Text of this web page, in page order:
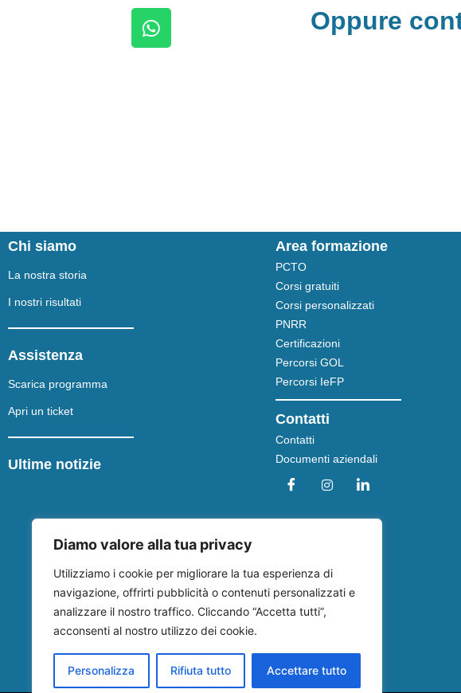
Diamo valore alla tua privacy
Utilizziamo i cookie per migliorare la tua esperienza di
navigazione, offrirti pubblicità o contenuti personalizzati e
analizzare il nostro traffico. Cliccando “Accetta tutti”,
acconsenti al nostro utilizzo dei cookie.
Personalizza Rifiuta tutto Accettare tutto
Oppure
Chi siamo
La nostra storia
I nostri risultati
Assistenza
Scarica programma
Apri un ticket
Ultime notizie
Area formazione
PCTO
Corsi gratuiti
Corsi personalizzati
PNRR
Certificazioni
Percorsi GOL
Percorsi IeFP
Contatti
Contatti
Documenti aziendali